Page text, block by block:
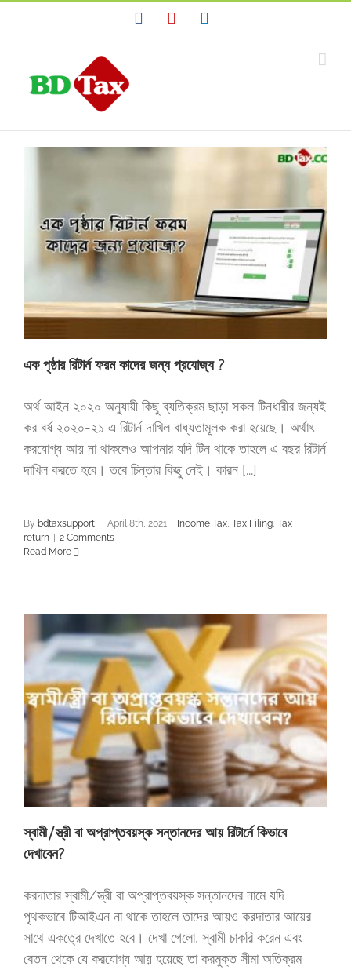
FacebookYouTube
এক পৃষ্ঠার রিটার্ন ফরম কাদের জন্য প্রযোজ্য ?
অর্থ আইন ২০২০ অনুযায়ী কিছু ব্যতিক্রম ছাড়া সকল টিনধারীর জন্যই
কর বর্ষ ২০২০-২১ এ রিটার্ন দাখিল বাধ্যতামূলক করা হয়েছে। অর্থাৎ
করযোগ্য আয় না থাকলেও আপনার যদি টিন থাকে তাহলে এ বছর রিটার্ন
দাখিল করতে হবে। তবে চিন্তার কিছু নেই। কারন [...]
By bdtaxsupport April 8th, 2021 Income Tax, Tax Filing, Tax
return
2 Comments
Read More
স্বামী/স্ত্রী বা অপ্রাপ্তবয়স্ক সন্তানদের আয় রিটার্নে কিভাবে
দেখাবেন?
করদাতার স্বামী/স্ত্রী বা অপ্রাপ্তবয়স্ক সন্তানদের নামে যদি
পৃথকভাবে টিআইএন না থাকে তাহলে তাদের আয়ও করদাতার আয়ের
সাথে একত্রে দেখাতে হবে। দেখা গেলো, স্বামী চাকরি করেন এবং
বেতন থেকে যে করযোগ্য আয় হয়েছে তা করমুক্ত সীমা অতিক্রম